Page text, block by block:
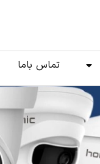
تماس باما